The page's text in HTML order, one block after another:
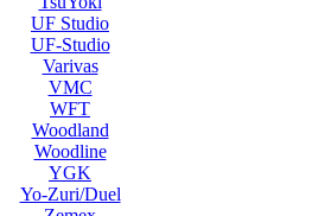
UF Studio
UF-Studio
Varivas
VMC
WFT
Woodland
Woodline
YGK
Yo-Zuri/Duel